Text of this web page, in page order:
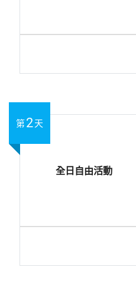
第2天
全日自由活動